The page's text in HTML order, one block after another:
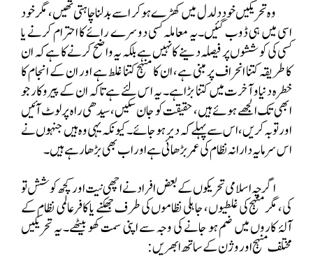
وہ تحریکیں خود دلدل میں کھڑے ہو کر اسے بدلنا چاہتی تھیں، مگر خود
اسی میں ہی ڈوب گئیں۔یہ معاملہ کسی دوسرے رائے کا احترام کرنے یا
کسی کی کوششوں پر فیصلہ دینے کا نہیں ہے بلکہ یہ واضح کرنے کا ہے کہ ان
کا طریقہ کتنا انحراف پر مبنی ہے، ان کا منہج کتنا غلط ہے اور ان کے انجام کا
خطرہ دنیا و آخرت میں کتنا بڑا ہے۔ یہ اس لئے ہے تاکہ ان کے پیروکار جو
ابھی تک الجھے ہوئے ہیں، حقیقت کو جان سکیں، سیدھی راہ پر لوٹ آئیں
اور توبہ کریں، اس سے پہلے کہ دیر ہو جائے۔ کیونکہ یہی وہ ہیں جنہوں نے
اس سرمایہ دارانہ نظام کی عمر بڑھائی ہے اور اب بھی بڑھا رہے ہیں۔
اگرچہ اسلامی تحریکوں کے بعض افراد نے اچھی نیت اور کچھ کوشش تو
کی، مگر منہج کی غلطیوں، جاہلی نظاموں کی طرف جھکنے یا کافر عالمی نظام کے
آلۂ کاروں میں ضم ہو جانے کی وجہ سے اپنی سمت کھو بیٹھے۔ یہ تحریکیں
مختلف منہج اور وژن کے ساتھ ابھریں: